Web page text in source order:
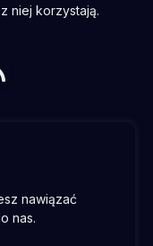
niej korzystają.
nawiązać
nas.